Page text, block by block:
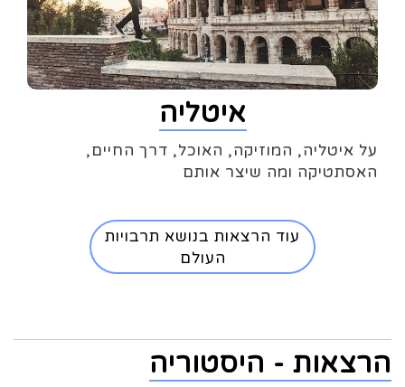
איטליה
על איטליה, המוזיקה, האוכל, דרך החיים,
האסתטיקה ומה שיצר אותם
עוד הרצאות בנושא תרבויות
העולם
הרצאות - היסטוריה